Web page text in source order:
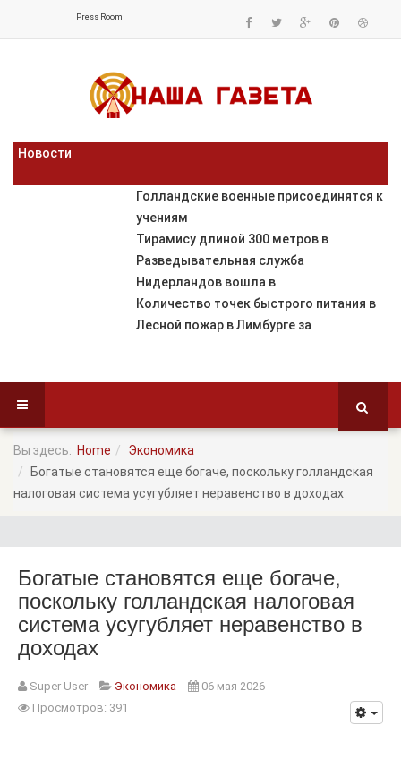
Press Room
Новости
Голландские военные присоединятся к
учениям
Тирамису длиной 300 метров в
Разведывательная служба
Нидерландов вошла в
Количество точек быстрого питания в
Лесной пожар в Лимбурге за
Вы здесь: Home
Экономика
Богатые становятся еще богаче, поскольку голландская
налоговая система усугубляет неравенство в доходах
Богатые становятся еще богаче,
поскольку голландская налоговая
система усугубляет неравенство в
доходах
Super User Экономика
06 мая 2026
Просмотров: 391